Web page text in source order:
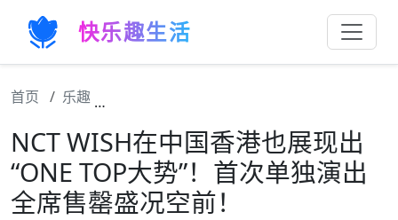
快乐趣生活
首页 乐趣
NCT WISH在中国香港也展现出
“ONE TOP大势”！首次单独演出
全席售罄盛况空前！